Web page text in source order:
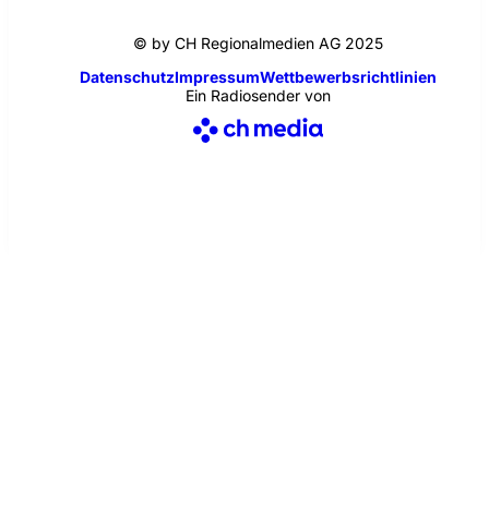
© by CH Regionalmedien AG 2025
DatenschutzImpressumWettbewerbsrichtlinien
Ein Radiosender von